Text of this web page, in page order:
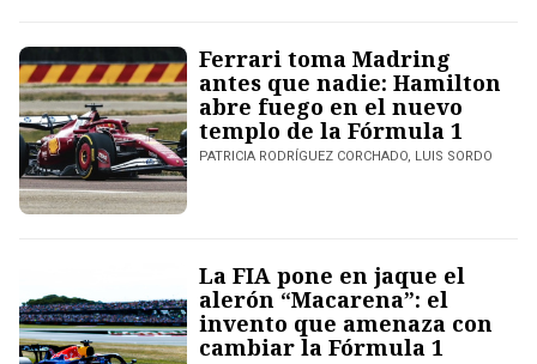
Ferrari toma Madring
antes que nadie: Hamilton
abre fuego en el nuevo
templo de la Fórmula 1
PATRICIA RODRÍGUEZ CORCHADO, LUIS SORDO
La FIA pone en jaque el
alerón “Macarena”: el
invento que amenaza con
cambiar la Fórmula 1